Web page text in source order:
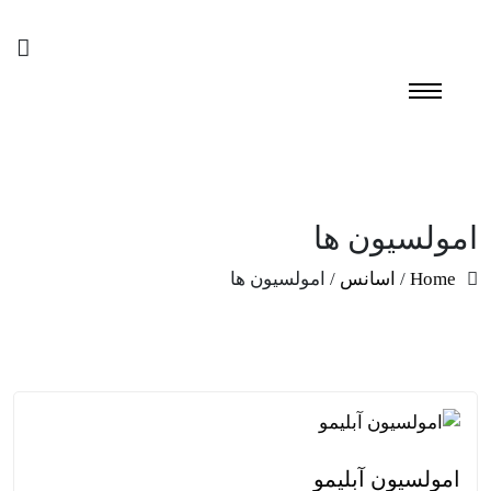
امولسیون ها
Home
/ اسانس / امولسیون ها
امولسیون آبلیمو